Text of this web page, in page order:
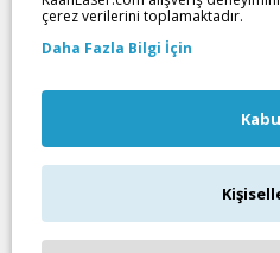
+903526060423
çerez verilerini toplamaktadır.
Daha Fazla Bilgi İçin